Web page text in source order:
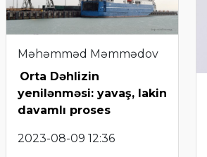
Məhəmməd Məmmədov
Orta Dəhlizin
yenilənməsi: yavaş, lakin
davamlı proses
2023-08-09 12:36